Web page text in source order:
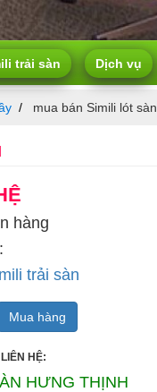
trải sàn Dịch vụ
mua bán Simili lót
hàng
trải sàn
Mua hàng
HỆ:
HƯNG THỊNH